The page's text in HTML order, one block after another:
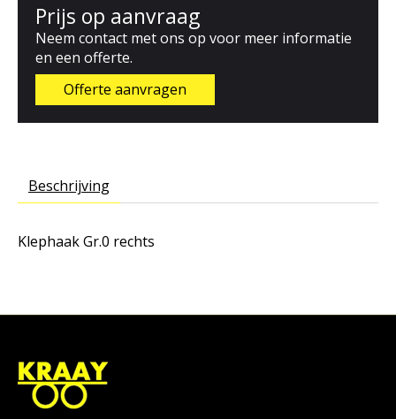
Prijs op aanvraag
Neem contact met ons op voor meer informatie
en een offerte.
Offerte aanvragen
Beschrijving
Klephaak Gr.0 rechts